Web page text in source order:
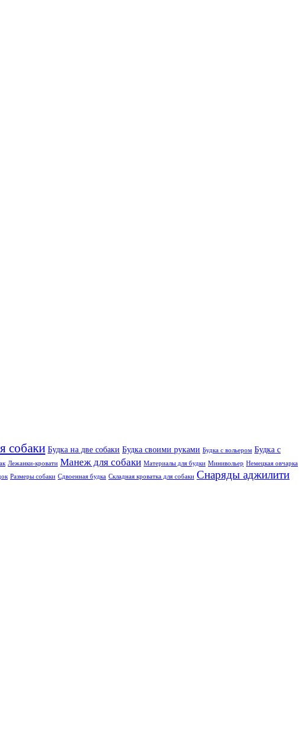
собаки Будка на две собаки Будка своими руками Будка с вольером Будка с
Лежанки-кровати Манеж для собаки Материалы для будки Минивольер Немецкая овчарка
Размеры собаки Сдвоенная будка Складная кроватка для собаки Снаряды аджилити